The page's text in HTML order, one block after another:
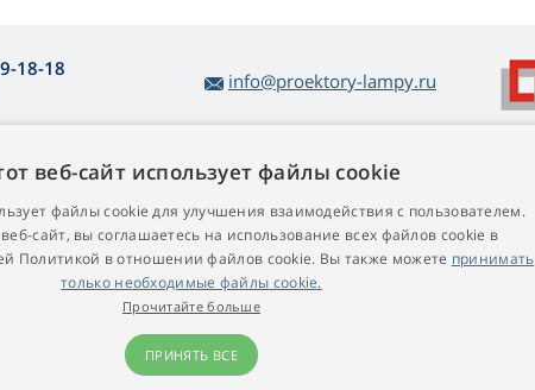
18-18
info@proektory-lampy.ru
ламп
товара
условия
лампы для
О компании
Контакт
веб-сайт использует файлы cookie
файлы cookie для улучшения взаимодействия с пользователем.
сайт, вы соглашаетесь на использование всех файлов cookie в
Политикой в ​​отношении файлов cookie. Вы также можете принимать
только необходимые файлы cookie.
Прочитайте больше
ПРИНЯТЬ ВСЕ